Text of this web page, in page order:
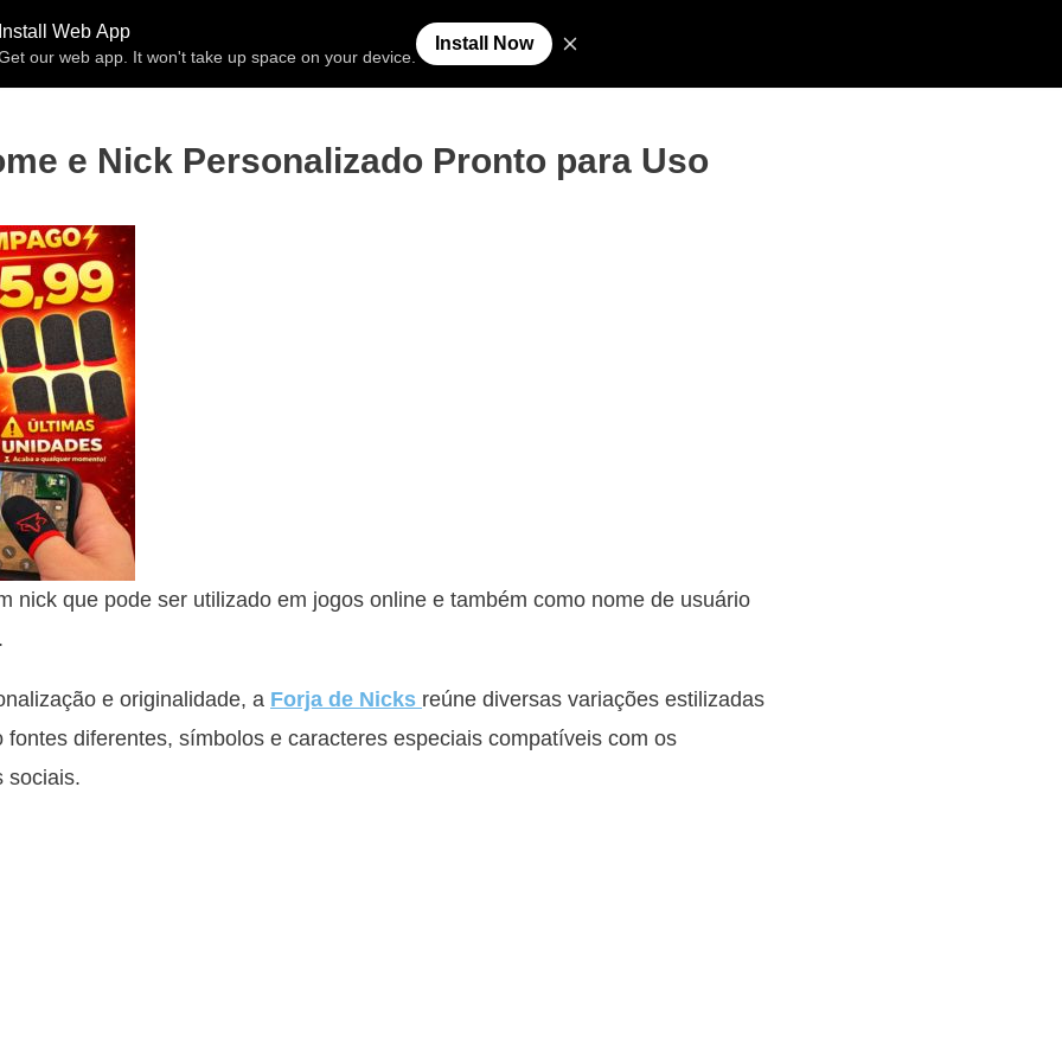
Free Fire Espaço Invisível Símbolos para Nick
e Nick Personalizado Pronto para Uso
nick que pode ser utilizado em jogos online e também como nome de usuário
e originalidade, a Forja de Nicks reúne diversas variações estilizadas
fontes diferentes, símbolos e caracteres especiais compatíveis com os
sociais.